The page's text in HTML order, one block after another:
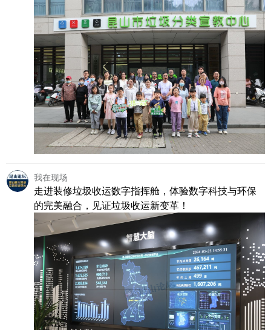
我在现场
走进装修垃圾收运数字指挥舱，体验数字科技与环保
的完美融合，见证垃圾收运新变革！